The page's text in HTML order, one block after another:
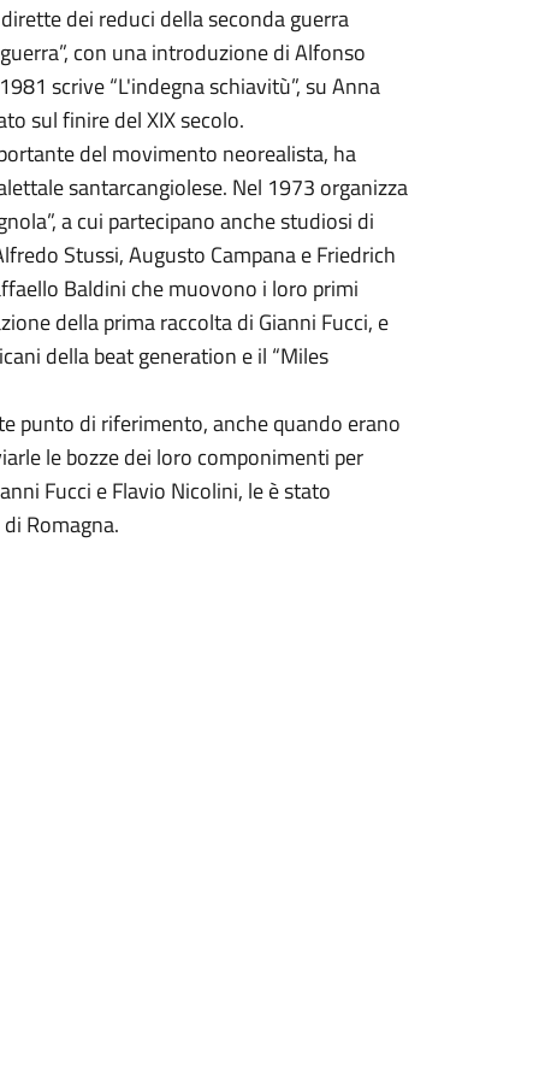
dei reduci della seconda guerra
con una introduzione di Alfonso
scrive “L'indegna schiavitù”, su Anna
sul finire del XIX secolo.
del movimento neorealista, ha
santarcangiolese. Nel 1973 organizza
a cui partecipano anche studiosi di
Stussi, Augusto Campana e Friedrich
Baldini che muovono i loro primi
della prima raccolta di Gianni Fucci, e
della beat generation e il “Miles
punto di riferimento, anche quando erano
le bozze dei loro componimenti per
Fucci e Flavio Nicolini, le è stato
Romagna.